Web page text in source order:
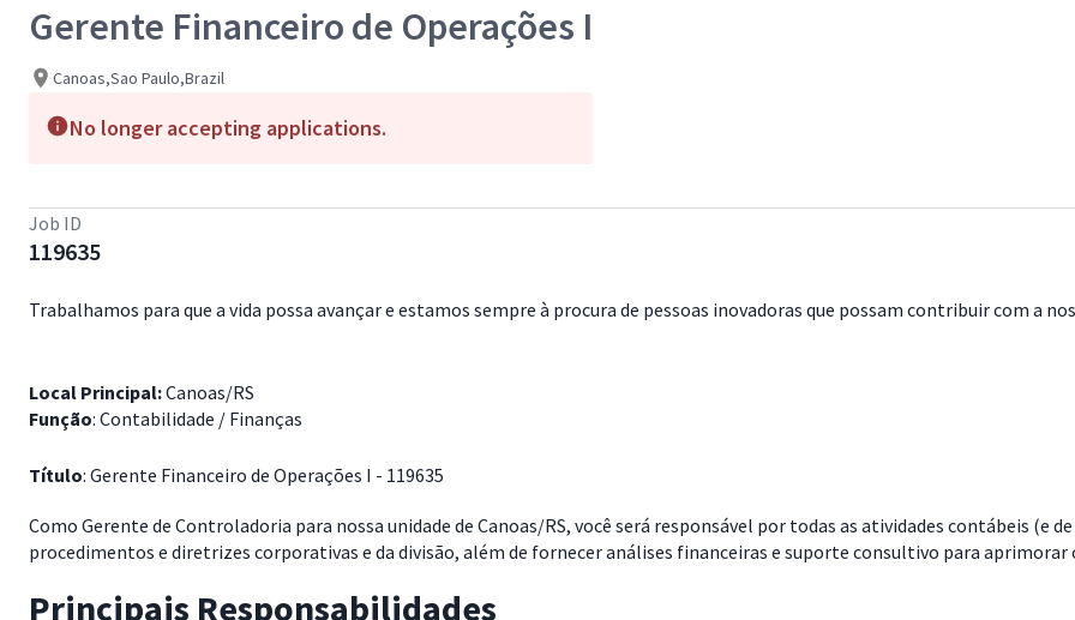
Gerente Financeiro de Operações I
Canoas,Sao Paulo,Brazil
No longer accepting applications.
Job ID
119635
Trabalhamos para que a vida possa avançar e estamos sempre à procura de pessoas inovadoras que possam contribuir com a
Local Principal:Canoas/RS
Função: Contabilidade / Finanças
Título: Gerente Financeiro de Operações I - 119635
Como Gerente de Controladoria para nossa unidade de Canoas/RS, você será responsável por todas as atividades contábeis (e
procedimentos e diretrizes corporativas e da divisão, além de fornecer análises financeiras e suporte consultivo para aprimorar
Principais Responsabilidades